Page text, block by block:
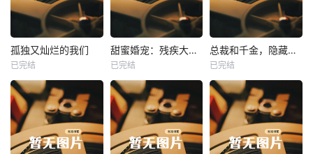
热播
未知
孤独又灿烂的我们
已完结
热播
未知
甜蜜婚宠：残疾大佬夜夜撩
已完结
热播
未知
总裁和千金，隐藏身份闪婚了
已完结